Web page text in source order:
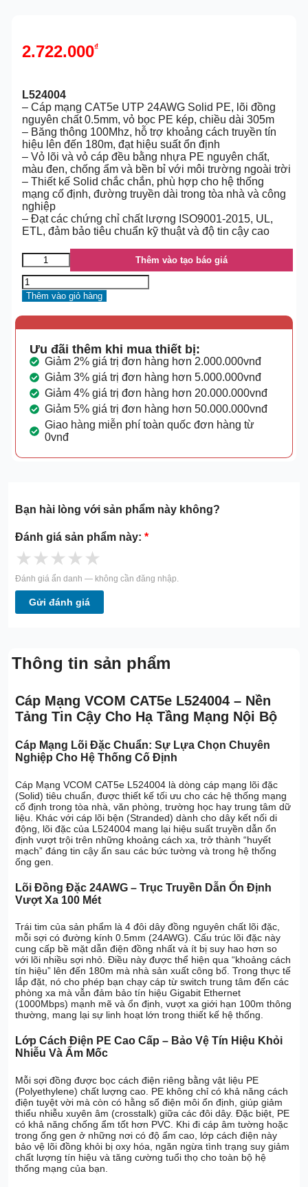
2.722.000₫
L524004
– Cáp mạng CAT5e UTP 24AWG Solid PE, lõi đồng
nguyên chất 0.5mm, vỏ bọc PE kép, chiều dài 305m
– Băng thông 100Mhz, hỗ trợ khoảng cách truyền tín
hiệu lên đến 180m, đạt hiệu suất ổn định
– Vỏ lõi và vỏ cáp đều bằng nhựa PE nguyên chất,
màu đen, chống ẩm và bền bỉ với môi trường ngoài trời
– Thiết kế Solid chắc chắn, phù hợp cho hệ thống
mạng cố định, đường truyền dài trong tòa nhà và công
nghiệp
– Đạt các chứng chỉ chất lượng ISO9001-2015, UL,
ETL, đảm bảo tiêu chuẩn kỹ thuật và độ tin cậy cao
Thêm vào tạo báo giá
Thêm vào giỏ hàng
Ưu đãi thêm khi mua thiết bị:
Giảm 2% giá trị đơn hàng hơn 2.000.000vnđ
Giảm 3% giá trị đơn hàng hơn 5.000.000vnđ
Giảm 4% giá trị đơn hàng hơn 20.000.000vnđ
Giảm 5% giá trị đơn hàng hơn 50.000.000vnđ
Giao hàng miễn phí toàn quốc đơn hàng từ
0vnđ
Thông tin sản phẩm
Cáp Mạng VCOM CAT5e L524004 – Nền
Tảng Tin Cậy Cho Hạ Tầng Mạng Nội Bộ
Cáp Mạng Lõi Đặc Chuẩn: Sự Lựa Chọn Chuyên
Nghiệp Cho Hệ Thống Cố Định
Cáp Mạng VCOM CAT5e L524004 là dòng cáp mạng lõi đặc
(Solid) tiêu chuẩn, được thiết kế tối ưu cho các hệ thống mạng
cố định trong tòa nhà, văn phòng, trường học hay trung tâm dữ
liệu. Khác với cáp lõi bện (Stranded) dành cho dây kết nối di
động, lõi đặc của L524004 mang lại hiệu suất truyền dẫn ổn
định vượt trội trên những khoảng cách xa, trở thành “huyết
mạch” đáng tin cậy ẩn sau các bức tường và trong hệ thống
ống gen.
Lõi Đồng Đặc 24AWG – Trục Truyền Dẫn Ổn Định
Vượt Xa 100 Mét
Trái tim của sản phẩm là 4 đôi dây đồng nguyên chất lõi đặc,
mỗi sợi có đường kính 0.5mm (24AWG). Cấu trúc lõi đặc này
cung cấp bề mặt dẫn điện đồng nhất và ít bị suy hao hơn so
với lõi nhiều sợi nhỏ. Điều này được thể hiện qua “khoảng cách
tín hiệu” lên đến 180m mà nhà sản xuất công bố. Trong thực tế
lắp đặt, nó cho phép bạn chạy cáp từ switch trung tâm đến các
phòng xa mà vẫn đảm bảo tín hiệu Gigabit Ethernet
(1000Mbps) mạnh mẽ và ổn định, vượt xa giới hạn 100m thông
thường, mang lại sự linh hoạt lớn trong thiết kế hệ thống.
Lớp Cách Điện PE Cao Cấp – Bảo Vệ Tín Hiệu Khỏi
Nhiễu Và Ẩm Mốc
Mỗi sợi đồng được bọc cách điện riêng bằng vật liệu PE
(Polyethylene) chất lượng cao. PE không chỉ có khả năng cách
điện tuyệt vời mà còn có hằng số điện môi ổn định, giúp giảm
thiểu nhiễu xuyên âm (crosstalk) giữa các đôi dây. Đặc biệt, PE
có khả năng chống ẩm tốt hơn PVC. Khi đi cáp âm tường hoặc
trong ống gen ở những nơi có độ ẩm cao, lớp cách điện này
bảo vệ lõi đồng khỏi bị oxy hóa, ngăn ngừa tình trạng suy giảm
chất lượng tín hiệu và tăng cường tuổi thọ cho toàn bộ hệ
thống mạng của bạn.
Bạn hài lòng với sản phẩm này không?
Đánh giá sản phẩm này:*
★★★★★
Đánh giá ẩn danh — không cần đăng nhập.
Gửi đánh giá